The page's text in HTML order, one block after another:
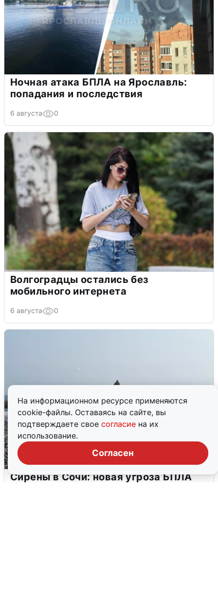
На информационном ресурсе применяются
cookie-файлы. Оставаясь на сайте, вы
подтверждаете свое согласие на их
использование.
Согласен
Ночная атака БПЛА на Ярославль:
попадания и последствия
6 августа 0
Волгоградцы остались без
мобильного интернета
6 августа 0
Сирены в Сочи: новая угроза БПЛА